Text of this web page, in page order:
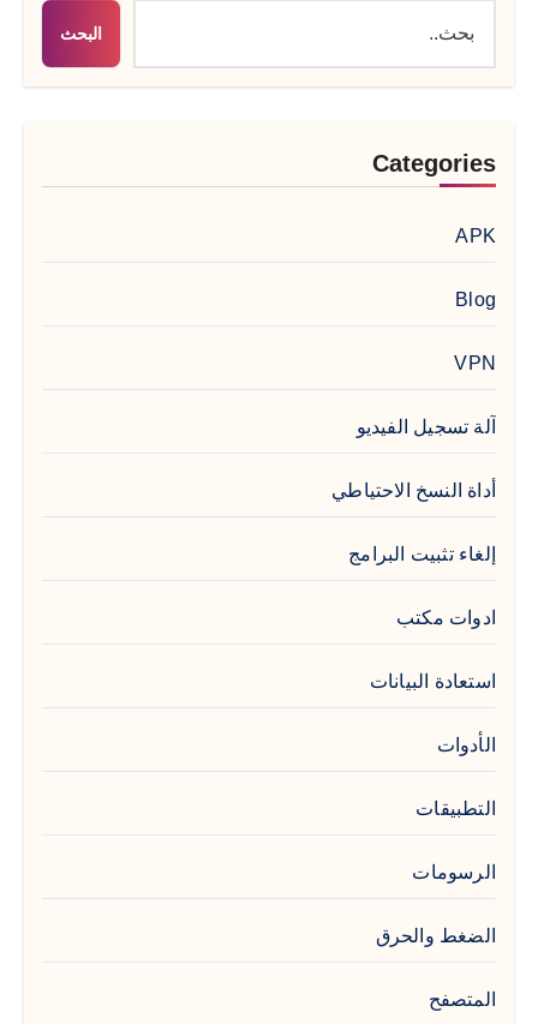
البحث
Categories
APK
Blog
VPN
آلة تسجيل الفيديو
أداة النسخ الاحتياطي
إلغاء تثبيت البرامج
ادوات مكتب
استعادة البيانات
الأدوات
التطبيقات
الرسومات
الضغط والحرق
المتصفح